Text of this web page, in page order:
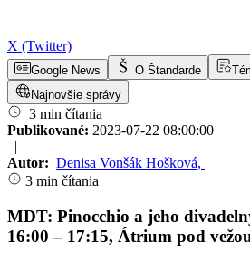
X (Twitter)
Google News O Štandarde
Najnovšie správy
3 min čítania
Publikované: 2023-07-22 08:00:00
|
Autor: Denisa Vonšák Hošková,
3 min čítania
MDT: Pinocchio a jeho
16:00 – 17:15, Átrium pod